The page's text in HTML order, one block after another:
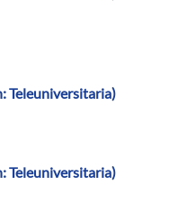
Teleuniversitaria)
Teleuniversitaria)